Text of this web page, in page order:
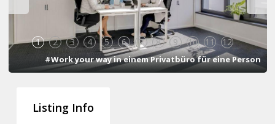
1 2 3 4 5 6 7 8 9 10 11 12
#Work your way in einem Privatbüro für eine Person
Listing Info